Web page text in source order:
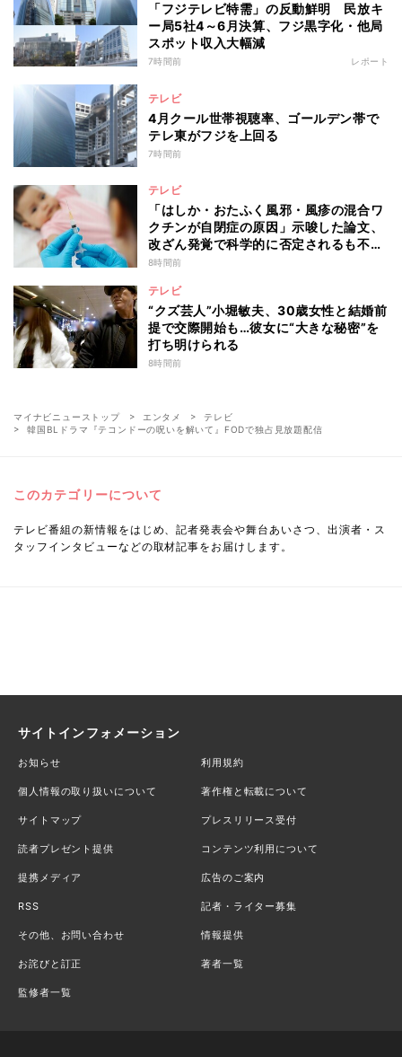
「フジテレビ特需」の反動鮮明 民放キ
ー局5社4～6月決算、フジ黒字化・他局
スポット収入大幅減
7時間前 レポート
テレビ
4月クール世帯視聴率、ゴールデン帯で
テレ東がフジを上回る
7時間前
テレビ
「はしか・おたふく風邪・風疹の混合ワ
クチンが自閉症の原因」示唆した論文、
改ざん発覚で科学的に否定されるも不安
消えず…科学者たちの反証はなぜ届かな
8時間前
テレビ
“クズ芸人”小堀敏夫、30歳女性と結婚前
提で交際開始も…彼女に“大きな秘密”を
打ち明けられる
8時間前
マイナビニューストップ エンタメ
テレビ
韓国BLドラマ『テコンドーの呪いを解いて』FODで独占見放題配信
このカテゴリーについて
テレビ番組の新情報をはじめ、記者発表会や舞台あいさつ、出演者・ス
タッフインタビューなどの取材記事をお届けします。
サイトインフォメーション
お知らせ 利用規約
個人情報の取り扱いについて 著作権と転載について
サイトマップ プレスリリース受付
読者プレゼント提供 コンテンツ利用について
提携メディア 広告のご案内
RSS 記者・ライター募集
その他、お問い合わせ 情報提供
お詫びと訂正 著者一覧
監修者一覧